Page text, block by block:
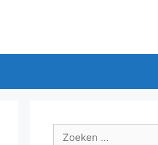
Zoek